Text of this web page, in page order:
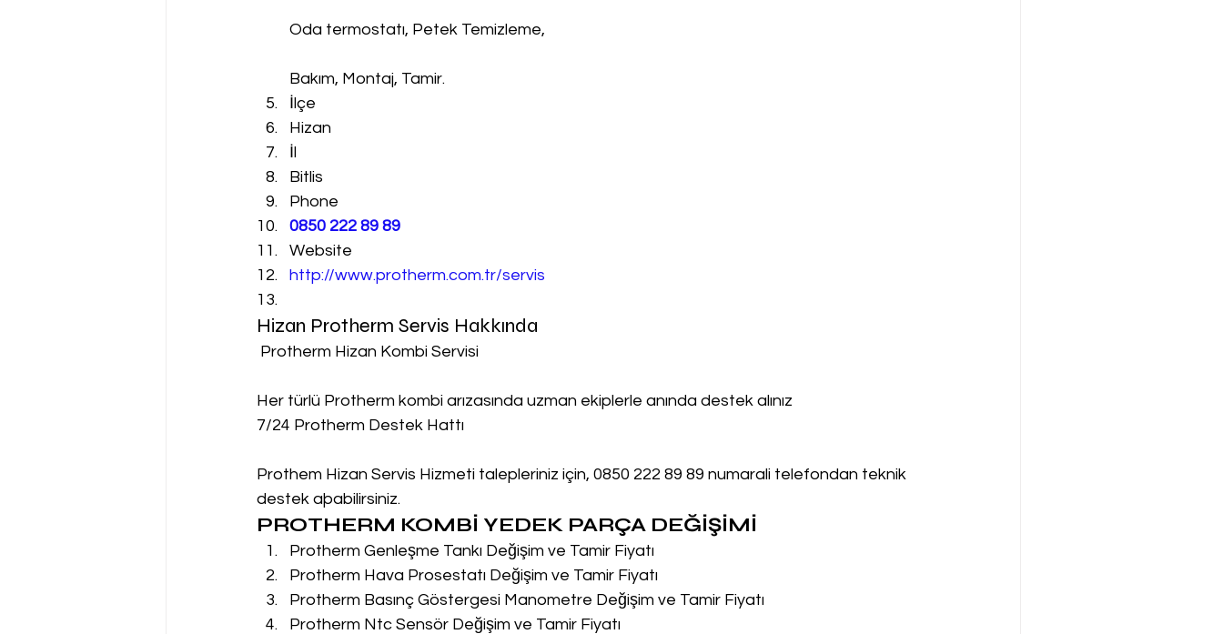
Oda termostatı, Petek Temizleme,
Bakım, Montaj, Tamir.
İlçe
Hizan
İl
Bitlis
Phone
0850 222 89 89
Website
http://www.protherm.com.tr/servis
Hizan Protherm Servis Hakkında
Protherm Hizan Kombi Servisi
Her türlü Protherm kombi arızasında uzman ekiplerle anında destek alınız
7/24 Protherm Destek Hattı
Prothem Hizan Servis Hizmeti talepleriniz için, 0850 222 89 89 numarali telefondan teknik
destek aþabilirsiniz.
PROTHERM KOMBİ YEDEK PARÇA DEĞİŞİMİ
Protherm Genleşme Tankı Değişim ve Tamir Fiyatı
Protherm Hava Prosestatı Değişim ve Tamir Fiyatı
Protherm Basınç Göstergesi Manometre Değişim ve Tamir Fiyatı
Protherm Ntc Sensör Değişim ve Tamir Fiyatı